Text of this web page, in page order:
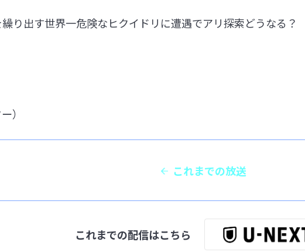
り出す世界一危険なヒクイドリに遭遇でアリ探索どうなる？
）
これまでの放送
これまでの配信はこちら